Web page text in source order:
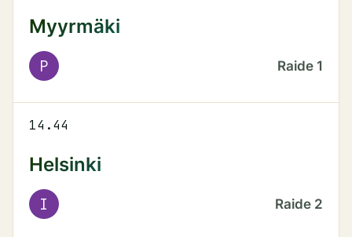
Myyrmäki
P Raide 1
14.44
Helsinki
I Raide 2